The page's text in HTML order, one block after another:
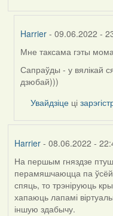
Harrier - 09.06.2022 -
In
reply
to
Lighty
Мне таксама гэты
Сапраўды - у вялікай
дзюбай)))
Увайдзіце ці
Harrier- 08.06.2022 -
На першым гняздзе
перамяшчаюцца па ўсёй
спяць, то трэніруюць
хапаюць лапамі
іншую здабычу.